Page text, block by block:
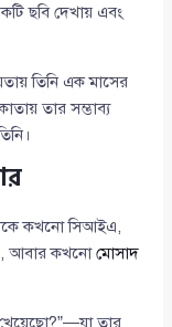
ছবি দেখায় এবং
তিনি এক মাসের
তার সম্ভাব্য
কখনো সিআইএ,
আবার কখনোমোসাদ
খেয়েছো?”—যা তার